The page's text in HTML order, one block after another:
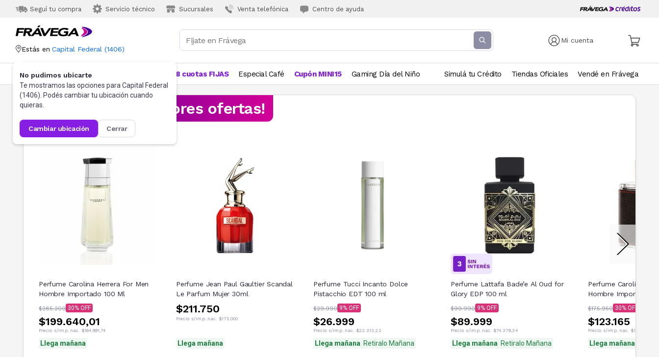
Seguí tu compra Servicio técnico Sucursales Venta telefónica Centro de ayuda
Mi cuenta
Estás en Capital Federal (1406)
No pudimos ubicarte
Te mostramos las opciones para Capital Federal
(1406). Podés cambiar tu ubicación cuando
quieras.
cambiar ubicación cerrar
Categorías Más Vendidos 18 cuotas FIJAS Especial Café Cupón MINI15 Gaming Día del Niño Simulá tu Crédito Tiendas Oficiales Vendé en Frávega
¡Aprovechá las mejores ofertas!
Perfume Carolina Herrera For Men
Hombre Importado 100 Ml
$285.200 30
$199.640,01
Precio s/imp. nac. $164.991,74
Llega mañana
Perfume Jean Paul Gaultier Scandal
Le Parfum Mujer 30ml
$211.750
Precio s/imp. nac. $175.000
Llega mañana
Perfume Tucci Incanto Dolce
Pistacchio EDT 100 ml
$29.990 9
$26.999
Precio s/imp. nac. $22.313,22
Llega mañana Retiralo Mañana
Perfume Lattafa Bade’e Al Oud for
Glory EDP 100 ml
$99.990 9
$89.999
Precio s/imp. nac. $74.379,34
Llega mañana Retiralo Mañana
Perfume Carolina
Hombre Importado
$175.950 30
$123.165
Precio s/imp. nac. $101.789,26
Llega mañana